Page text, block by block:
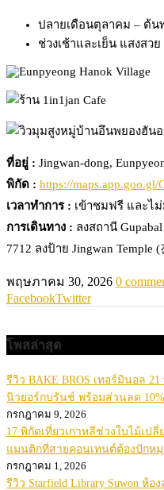
ปลายเดือนตุลาคม – ต้น
ช่วงเช้าและเย็น แสงสว
ที่อยู่ : Jingwan-dong,
พิกัด : https://
เวลาทำการ : เข้าชมฟรี และไม่
การเดินทาง : ลงสถานี
7712 ลงป้าย Jingwan Temple
พฤษภาคม 30, 2026 0
FacebookTwitter
โพสล่าสุด
รีวิว BAKE BROS เทอร์มินอล
นิวยอร์กบรันช์ พร้อมส่วนลด 10%
กรกฎาคม 9, 2026
17 พิกัดเที่ยวเกาหลีช่วงใบไม้เป
แมนติกที่สายคอนเทนต์ต้องปักห
กรกฎาคม 1, 2026
รีวิว Starfield Library Suwon ห้อ